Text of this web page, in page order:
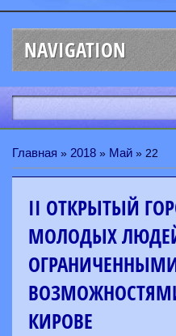
NAVIGATION
Главная » 2018 » Май » 22
II ОТКРЫТЫЙ
МОЛОДЫХ
КИРОВЕ